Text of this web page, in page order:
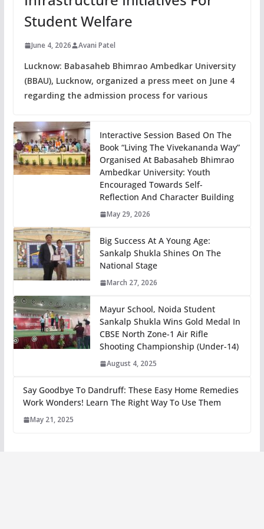
Student Welfare
June 4, 2026 Avani Patel
Lucknow: Babasaheb Bhimrao Ambedkar University
(BBAU), Lucknow, organized a press meet on June 4
regarding the admission process for various
Interactive Session Based On The
Book “Living The Vivekananda Way”
Organised At Babasaheb Bhimrao
Ambedkar University: Youth
Encouraged Towards Self-
Reflection And Character Building
May 29, 2026
Big Success At A Young Age:
Sankalp Shukla Shines On The
National Stage
March 27, 2026
Mayur School, Noida Student
Sankalp Shukla Wins Gold Medal In
CBSE North Zone-1 Air Rifle
Shooting Championship (Under-14)
August 4, 2025
Say Goodbye To Dandruff: These Easy Home Remedies
Work Wonders! Learn The Right Way To Use Them
May 21, 2025